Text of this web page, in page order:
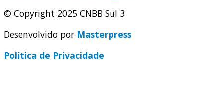
© Copyright 2025 CNBB Sul 3
Desenvolvido por Masterpress
Política de Privacidade